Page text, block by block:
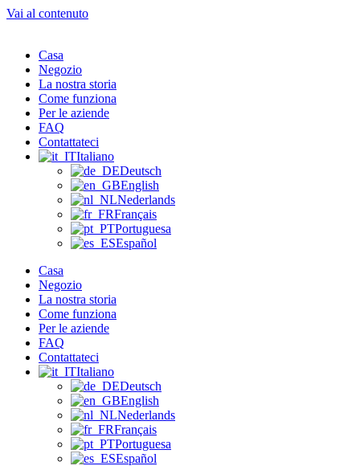
Vai al contenuto
Casa
Negozio
La nostra storia
Come funziona
Per le aziende
FAQ
Contattateci
Italiano
Deutsch
English
Nederlands
Français
Portuguesa
Español
Casa
Negozio
La nostra storia
Come funziona
Per le aziende
FAQ
Contattateci
Italiano
Deutsch
English
Nederlands
Français
Portuguesa
Español